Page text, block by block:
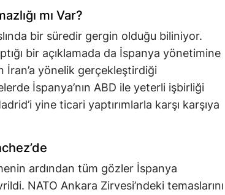
mı Var?
bir süredir gergin olduğu biliniyor.
bir açıklamada da İspanya yönetimine
İran’a yönelik gerçekleştirdiği
İspanya’nın ABD ile yeterli işbirliği
yine ticari yaptırımlarla karşı karşıya
ardından tüm gözler İspanya
NATO Ankara Zirvesi’ndeki temaslarını